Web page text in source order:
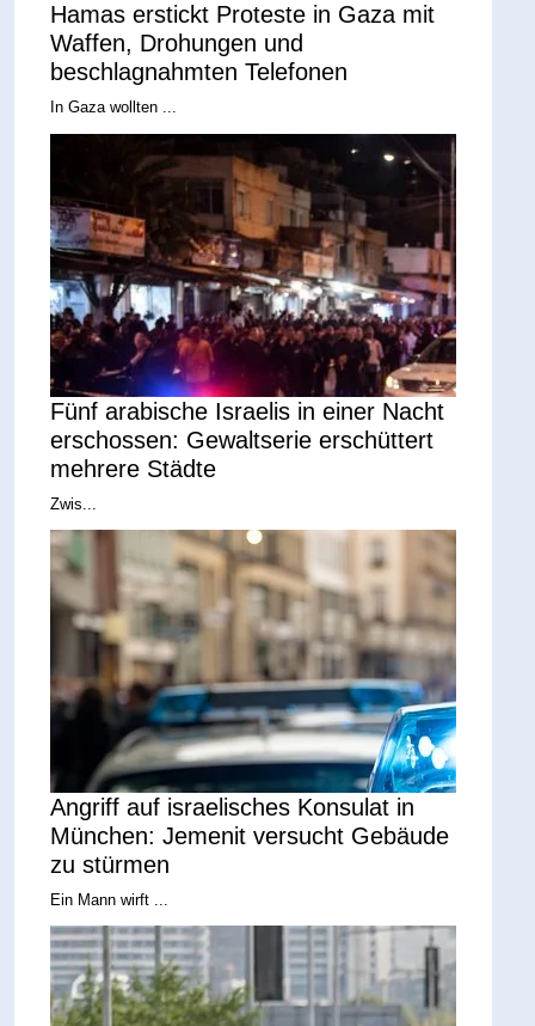
Hamas erstickt Proteste in Gaza mit
Waffen, Drohungen und
beschlagnahmten Telefonen
In Gaza wollten ...
Fünf arabische Israelis in einer Nacht
erschossen: Gewaltserie erschüttert
mehrere Städte
Zwis...
Angriff auf israelisches Konsulat in
München: Jemenit versucht Gebäude
zu stürmen
Ein Mann wirft ...